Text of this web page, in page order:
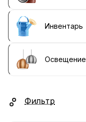
Инвентарь
Освещение
Фильтр